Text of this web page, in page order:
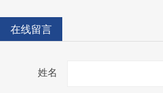
在线留言
姓名